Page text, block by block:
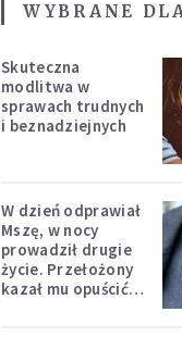
WYBRANE
Skuteczna
modlitwa w
sprawach trudnych
i beznadziejnych
W dzień odprawiał
Mszę, w nocy
prowadził drugie
życie. Przełożony
kazał mu opuścić